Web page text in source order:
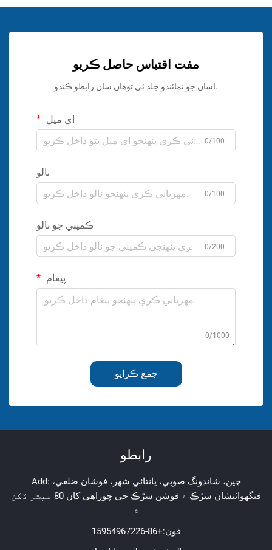
مفت اقتباس حاصل ڪريو
اسان جو نمائندو جلد ئي توهان سان رابطو ڪندو.
اي ميل
0/100
نالو
0/100
ڪمپني جو نالو
0/200
پيغام
0/1000
جمع ڪرايو
رابطو
Add: چين، شانڊونگ صوبي، يانتائي شهر، فوشان ضلعي،
فنگهوائنشان سڑڪ ۽ فوشن سڑڪ جي چوراھي کان 80 ميٽر ڏکڻ
۾
فون:+86-15954967226